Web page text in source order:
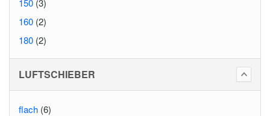
150 (3)
160 (2)
180 (2)
LUFTSCHIEBER
flach (6)